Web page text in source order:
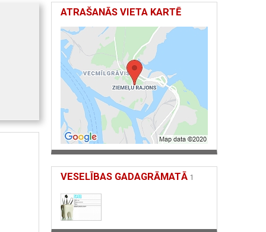
ATRAŠANĀS VIETA KARTĒ
VESELĪBAS GADAGRĀMATĀ 1